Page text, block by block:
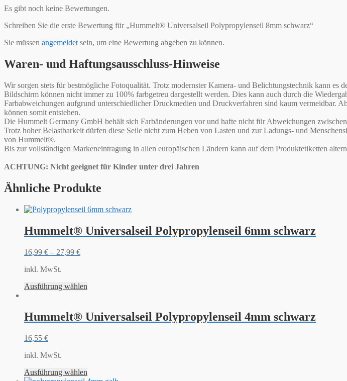
Es gibt noch keine Bewertungen.
Schreiben Sie die erste Bewertung für „Hummelt® Universalseil Polypropylenseil 8mm schwarz“
Sie müssen angemeldet sein, um eine Bewertung abgeben zu können.
Waren- und Haftungsausschluss-Hinweise
Wir sorgen stets für bestmögliche Fotoqualität. Trotz modernster Kamera- und Belichtungstechnik kann
Bildschirm können nicht immer zu 100% farbgetreu dargestellt werden. Dies kann auch durch die
Farbabweichungen aufgrund unterschiedlicher Druckmedien und Druckverfahren sind kaum vermeidbar.
können somit entstehen.
Die Hummelt Germany GmbH behält sich Farbänderungen vor und hafte nicht für Abweichungen
Trotz hoher Belastbarkeit dürfen diese Seile nicht zum Heben von Lasten und zur Ladungs- und
von Hummelt®.
Bis zur vollständigen Markeneintragung in allen europäischen Ländern kann auf dem Produktetiketten
ACHTUNG: Nicht geeignet für Kinder unter drei Jahren
Ähnliche Produkte
Hummelt® Universalseil Polypropylenseil 6mm schwarz
16,99 € – 27,99 €
inkl. MwSt.
Ausführung wählen
Hummelt® Universalseil Polypropylenseil 4mm schwarz
16,55 €
inkl. MwSt.
Ausführung wählen